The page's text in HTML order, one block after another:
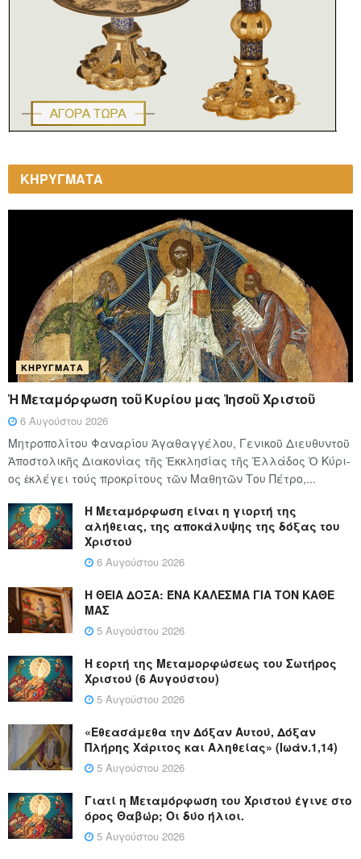
ΚΗΡΥΓΜΑΤΑ
ΚΗΡΎΓΜΑΤΑ
Ἡ Μεταμόρφωση τοῦ Κυρίου μας Ἰησοῦ Χριστοῦ
6 Αυγούστου 2026
Μητροπολίτου Φαναρίου Ἀγαθαγγέλου, Γενικοῦ Διευθυντοῦ
Ἀποστολικῆς Διακονίας τῆς Ἐκκλησίας τῆς Ἑλλάδος Ὁ Κύ­ρι­
ος ἐκλέγει τούς προ­κρί­τους τῶν Μα­θη­τῶν Του Πέ­τρο,...
Η Μεταμόρφωση είναι η γιορτή της
αλήθειας, της αποκάλυψης της δόξας του
Χριστού
6 Αυγούστου 2026
Η ΘΕΙΑ ΔΟΞΑ: ΈΝΑ ΚΑΛΕΣΜΑ ΓΙΑ ΤΟΝ ΚΑΘΕ
ΜΑΣ
5 Αυγούστου 2026
Η εορτή της Μεταμορφώσεως του Σωτήρος
Χριστού (6 Αυγούστου)
5 Αυγούστου 2026
«Εθεασάμεθα την Δόξαν Αυτού, Δόξαν
Πλήρης Χάριτος και Αληθείας» (Ιωάν.1,14)
5 Αυγούστου 2026
Γιατί η Μεταμόρφωση του Χριστού έγινε στο
όρος Θαβώρ; Οι δύο ήλιοι.
5 Αυγούστου 2026